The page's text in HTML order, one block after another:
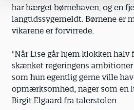
har hærget børnehaven, og en
langtidssygemeldt. Børnene er
vikarene er forvirrede.
"Når Lise går hjem klokken halv
skænket regeringens ambitioner
som hun egentlig gerne ville
opmærksomhed, nager som en
Birgit Elgaard fra talerstolen.